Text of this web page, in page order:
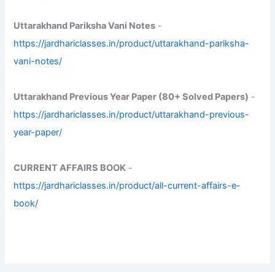
Uttarakhand Pariksha Vani Notes -
https://jardhariclasses.in/product/uttarakhand-pariksha-
vani-notes/
Uttarakhand Previous Year Paper (80+ Solved Papers) -
https://jardhariclasses.in/product/uttarakhand-previous-
year-paper/
CURRENT AFFAIRS BOOK -
https://jardhariclasses.in/product/all-current-affairs-e-
book/